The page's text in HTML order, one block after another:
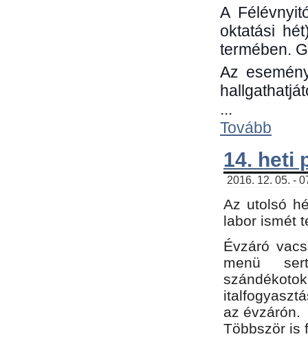
A
oktatási
termében.
Az
...
Tovább
14. heti
2016. 12. 05. -
Az utolsó
labor ismét
Évzáró
menü
az évzárón.
Többször is